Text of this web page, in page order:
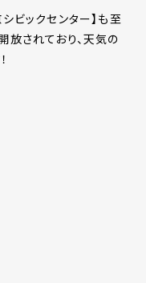
ビックセンター】も至
放されており、天気の